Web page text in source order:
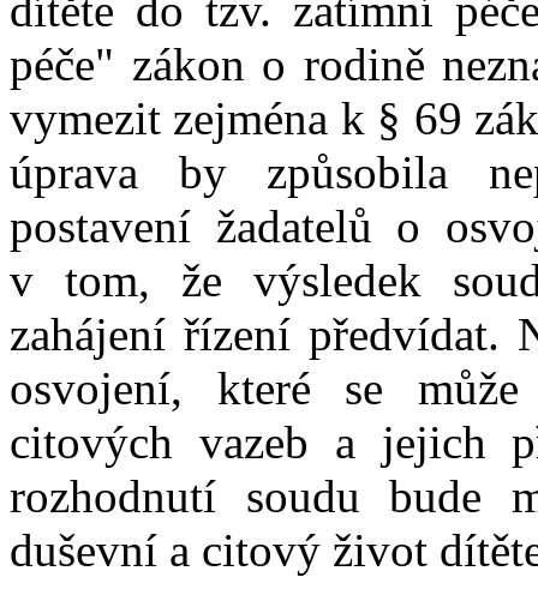
péče" zákon o rodině
vymezit zejména k § 69
úprava by způsobila
postavení žadatelů o
v tom, že výsledek
zahájení řízení předvídat.
osvojení, které se
citových vazeb a jejich
rozhodnutí soudu bude
duševní a citový život